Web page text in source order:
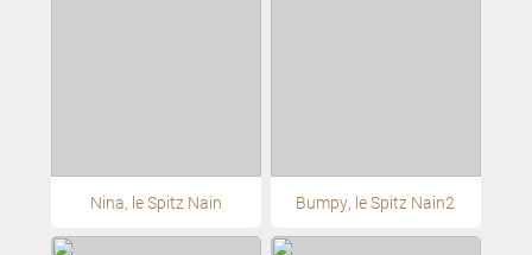
Nina, le Spitz Nain Bumpy, le Spitz Nain2